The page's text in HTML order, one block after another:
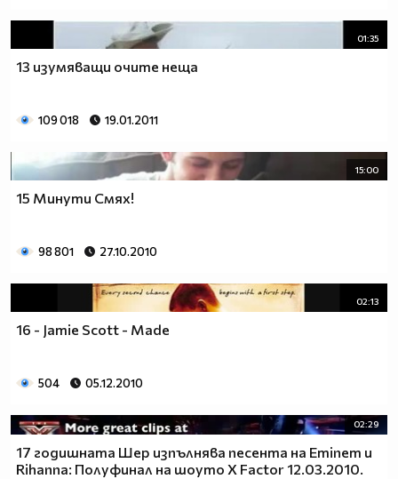
01:35
13 изумяващи очите неща
109 018 19.01.2011
15:00
15 Минути Смях!
98 801 27.10.2010
02:13
16 - Jamie Scott - Made
504 05.12.2010
02:29
17 годишната Шер изпълнява песента на Eminem и
Rihanna: Полуфинал на шоуто X Factor 12.03.2010.